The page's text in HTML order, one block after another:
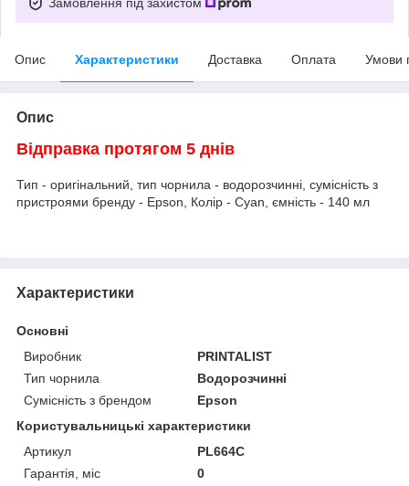
Опис Характеристики Доставка Оплата Умови
Опис
Відправка протягом 5 днів
Тип - оригінальний, тип чорнила - водорозчинні, сумісність з
пристроями бренду - Epson, Колір - Cyan, ємність - 140 мл
Характеристики
Основні
Виробник
PRINTALIST
Тип чорнила
Водорозчинні
Сумісність з брендом
Epson
Користувальницькі характеристики
Артикул
PL664C
Гарантія, міс
0